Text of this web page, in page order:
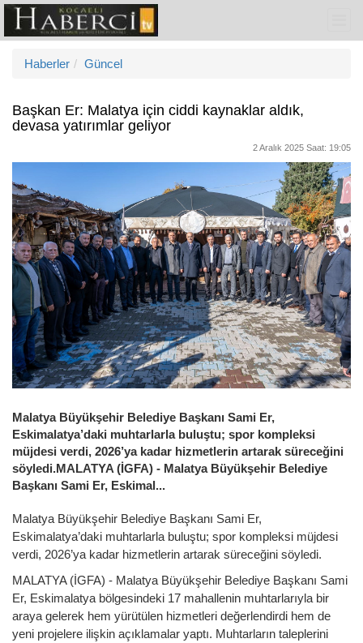
Haberler Güncel
Başkan Er: Malatya için ciddi kaynaklar aldık,
devasa yatırımlar geliyor
2 Aralık 2025 Saat: 19:05
Malatya Büyükşehir Belediye Başkanı Sami Er,
Eskimalatya’daki muhtarlarla buluştu; spor kompleksi
müjdesi verdi, 2026’ya kadar hizmetlerin artarak süreceğini
söyledi.MALATYA (İGFA) - Malatya Büyükşehir Belediye
Başkanı Sami Er, Eskimal...
Malatya Büyükşehir Belediye Başkanı Sami Er,
Eskimalatya’daki muhtarlarla buluştu; spor kompleksi müjdesi
verdi, 2026’ya kadar hizmetlerin artarak süreceğini söyledi.
MALATYA (İGFA) - Malatya Büyükşehir Belediye Başkanı Sami
Er, Eskimalatya bölgesindeki 17 mahallenin muhtarlarıyla bir
araya gelerek hem yürütülen hizmetleri değerlendirdi hem de
yeni projelere ilişkin açıklamalar yaptı. Muhtarların taleplerini